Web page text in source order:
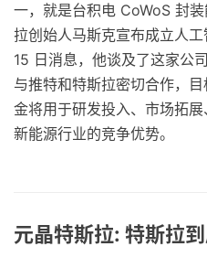
一，就是台积电 CoWoS 封
拉创始人马斯克宣布成立人
15 日消息，他谈及了这家公
与推特和特斯拉密切合作，
金将用于研发投入、市场拓
新能源行业的竞争优势。
元晶特斯拉: 特斯拉